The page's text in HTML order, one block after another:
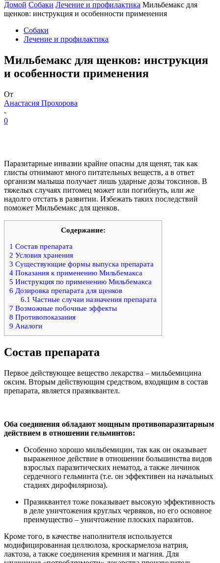
Домой Собаки Лечение и профилактика Мильбемакс для
щенков: инструкция и особенности применения
Собаки
Лечение и профилактика
Мильбемакс для щенков: инструкция
и особенности применения
От
Анастасия Прохорова
-
0
Паразитарные инвазии крайне опасны для щенят, так как
глисты отнимают много питательных веществ, а в ответ
организм малыша получает лишь ударные дозы токсинов. В
тяжелых случаях питомец может или погибнуть, или же
надолго отстать в развитии. Избежать таких последствий
поможет Мильбемакс для щенков.
Содержание:
1 Состав препарата
2 Условия хранения
3 Существующие формы выпуска препарата
4 Показания к применению Мильбемакса
5 Инструкция по применению Мильбемакса
6 Дозировка препарата для щенков
6.1 Частные случаи назначения препарата
7 Возможные побочные эффекты
8 Противопоказания
9 Аналоги
Состав препарата
Первое действующее вещество лекарства – мильбемицина
оксим. Вторым действующим средством, входящим в состав
препарата, является празиквантел.
Оба соединения обладают мощным противопаразитарным
действием в отношении гельминтов:
Особенно хорошо мильбемицин, так как он оказывает
выраженное действие в отношении большинства видов
взрослых паразитических нематод, а также личинок
сердечного гельминта (т.е. он эффективен на начальных
стадиях дирофиляриоза).
Празиквантел тоже показывает высокую эффективность
в деле уничтожения круглых червяков, но его основное
преимущество – уничтожение плоских паразитов.
Кроме того, в качестве наполнителя используется
модифицированная целлюлоза, кроскармелоза натрия,
лактоза, а также соединения кремния и магния. Для